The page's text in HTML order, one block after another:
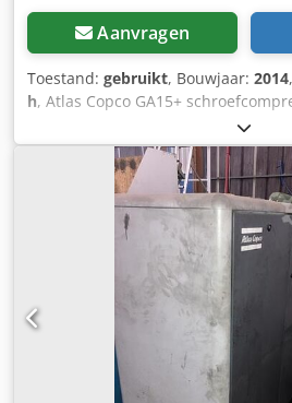
Aanvragen
Toestand: gebruikt, Bouwjaar: 2014
h, Atlas Copco GA15+
Ajybbchsiloa Te koop aangeboden:
van het merk Atlas Copco, type
ideaal voor industrieel en
bekend om zijn betrouwbaarheid
Technische gegevens: Fabrikant:
Uitvoering: Schroefcompressor
Bedrijfsuren: 34.162 uur
naar beste weten verstrekt, maar
interesse of vragen kunt u gerust